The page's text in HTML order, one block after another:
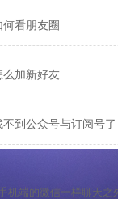
看朋友圈
加新好友
到公众号与订阅号了
端的微信一样聊天